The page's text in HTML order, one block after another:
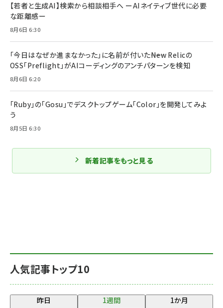
人気記事トップ10
昨日 1週間 1か月
【若者と生成AI】検索から相談相手へ ーAIネイティブ世代に必要
な距離感ー
8月6日 6:30
「今日はなぜか進まなかった」に名前が付いた――New Relicの
OSS「Preflight」がAIコーディングのアンチパターンを検知
8月6日 6:20
「Ruby」の「Gosu」でデスクトップゲーム「Color」を開発してみよ
う
8月5日 6:30
新着記事をもっと見る